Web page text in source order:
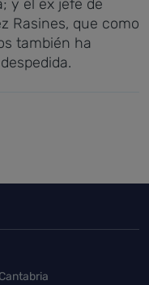
y el ex jefe de
Rasines, que como
también ha